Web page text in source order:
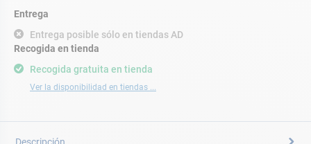
Entrega
Entrega posible sólo en tiendas AD
Recogida gratuita en tienda
Ver la disponibilidad en tiendas ...
Recogida en tienda